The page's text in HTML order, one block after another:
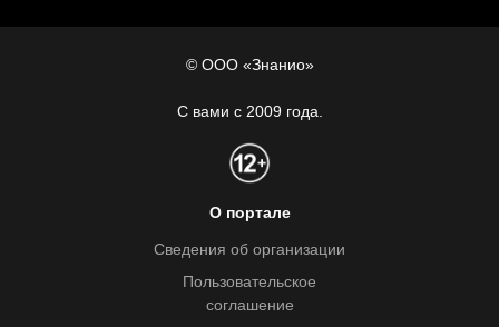
© ООО «Знанио»
С вами с 2009 года.
О портале
Сведения об организации
Пользовательское
соглашение